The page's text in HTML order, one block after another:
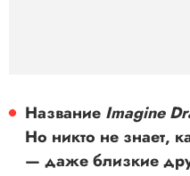
Название Imagine
Но никто не знает,
— даже близкие